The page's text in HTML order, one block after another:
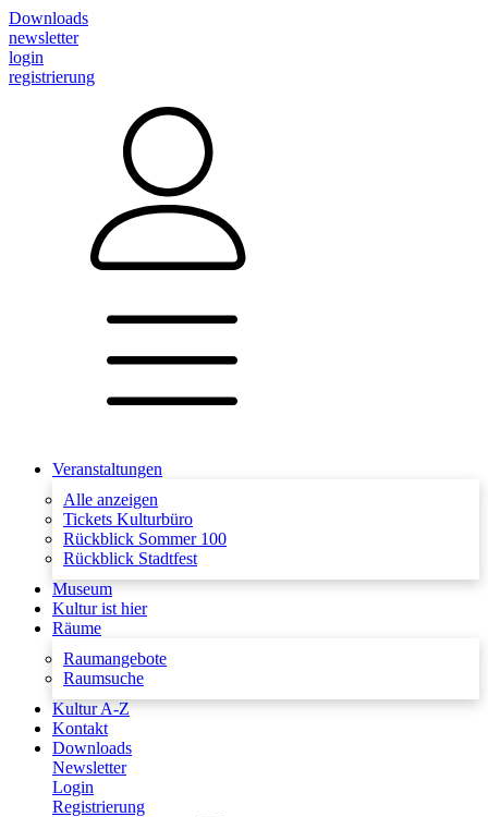
Downloads
newsletter
login
registrierung
Veranstaltungen
Alle anzeigen
Tickets Kulturbüro
Rückblick Sommer 100
Rückblick Stadtfest
Museum
Kultur ist hier
Räume
Raumangebote
Raumsuche
Kultur A-Z
Kontakt
Downloads
Newsletter
Login
Registrierung